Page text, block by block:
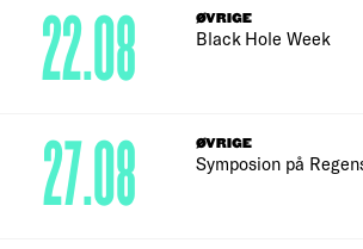
ØVRIGE
Black Hole Week
22.08
ØVRIGE
Symposion på
27.08